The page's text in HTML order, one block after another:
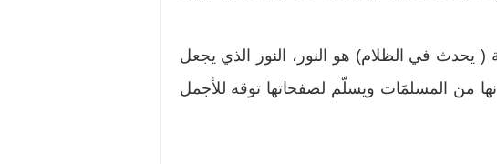
( يحدث في الظلام) هو النور، النور الذي يجعل
من المسلمَات ويسلّم لصفحاتها توقه للأجمل